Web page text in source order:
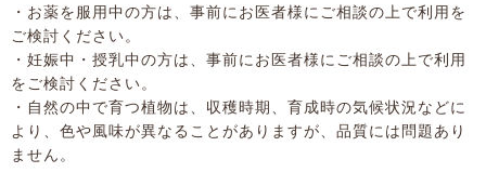
・お薬を服用中の方は、事前にお医者様にご相談の上で利用を
ご検討ください。
・妊娠中・授乳中の方は、事前にお医者様にご相談の上で利用
をご検討ください。
・自然の中で育つ植物は、収穫時期、育成時の気候状況などに
より、色や風味が異なることがありますが、品質には問題あり
ません。